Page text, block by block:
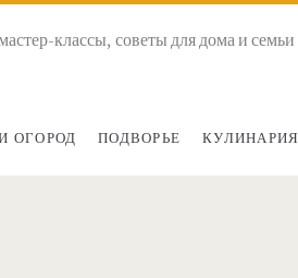
классы, советы для дома и семьи
ОГОРОД ПОДВОРЬЕ КУЛИНАРИЯ